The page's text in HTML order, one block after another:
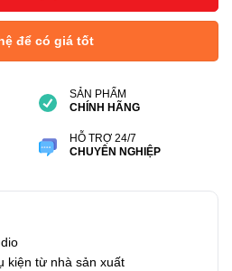
để có giá tốt
SẢN PHẨM
CHÍNH HÃNG
HỖ TRỢ 24/7
CHUYÊN NGHIỆP
kiện từ nhà sản xuất